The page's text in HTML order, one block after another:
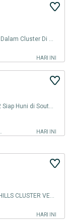
Rumah Baru Renovasi Total Dalam Cluster Di Jagakarsa #1337
HARI INI
HARI INI
RUMAH DIJUAL DI SERENIA HILLS CLUSTER VENTURE SEMI FURNISHED
HARI INI